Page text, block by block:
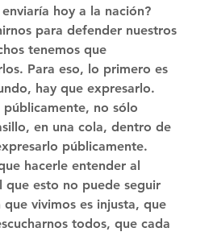
hoy a la nación?
para defender nuestros
tenemos que
Para eso, lo primero es
hay que expresarlo.
no sólo
en una cola, dentro de
públicamente.
hacerle entender al
esto no puede seguir
vivimos es injusta, que
todos, que cada